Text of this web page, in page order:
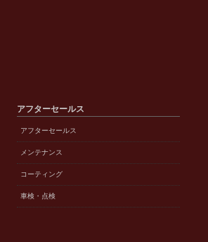
アフターセールス
アフターセールス
メンテナンス
コーティング
車検・点検